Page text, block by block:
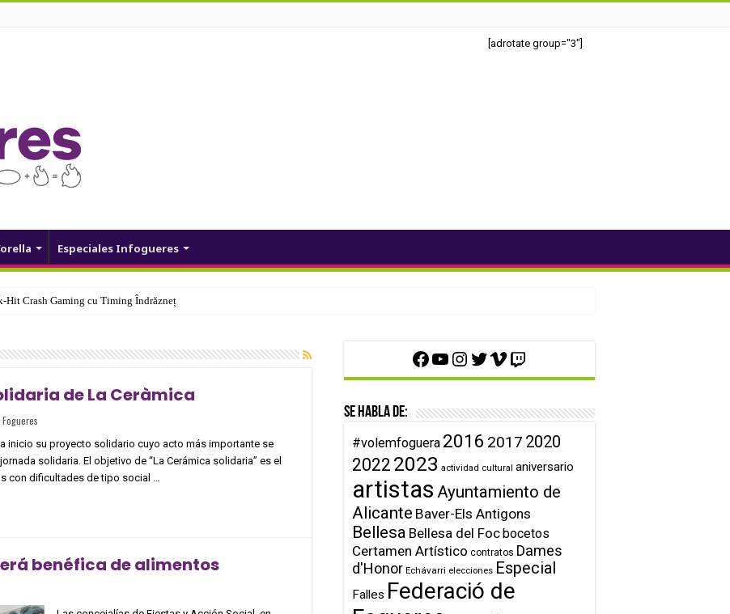
[adrotate group="3"]
Especiales Infogueres
Crash Gaming cu Timing Îndrăzneț
de La Ceràmica
Fogueres
inicio su proyecto solidario cuyo acto más importante se
solidaria. El objetivo de “La Cerámica solidaria” es el
con dificultades de tipo social …
benéfica de alimentos
Facebook
YouTube
Instagram
Twitter
VimeoTwitch
Se habla de:
#volemfoguera 2016 2017 2020
2022 2023 actividad cultural aniversario
artistas Ayuntamiento de
Alicante Baver-Els Antigons
Bellesa Bellesa del Focbocetos
Certamen Artístico contratos Dames
d'Honor Echávarri elecciones Especial
Falles Federació de